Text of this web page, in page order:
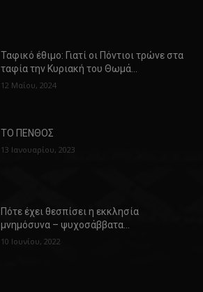
Ταφικό έθιμο: Γιατί οι Πόντιοι τρώνε στα
ταφία την Κυριακή του Θωμά…
12 Μαΐου, 2024
ΤΟ ΠΕΝΘΟΣ
13 Ιανουαρίου, 2023
Πότε έχει θεσπίσει η εκκλησία
μνημόσυνα – ψυχοσάββατα…
10 Ιουνίου, 2022